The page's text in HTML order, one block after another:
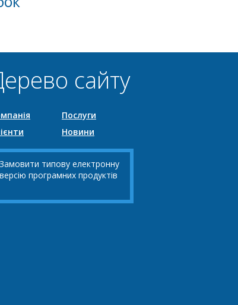
сайту
Послуги
Новини
Замовити типову електронну
версію програмних продуктів